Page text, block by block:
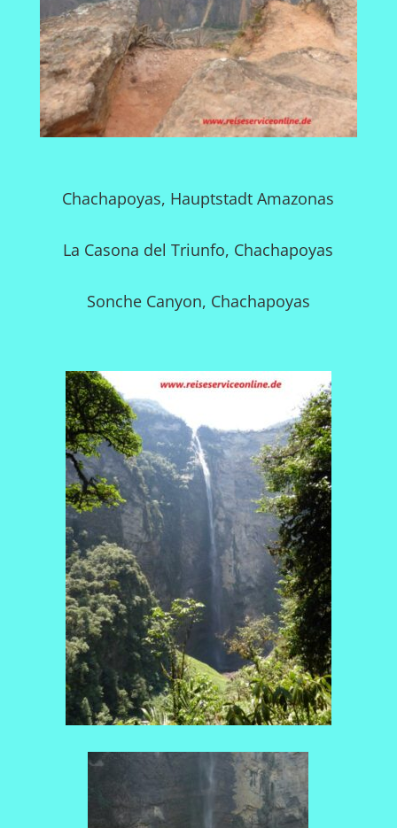
Chachapoyas, Hauptstadt Amazonas
La Casona del Triunfo, Chachapoyas
Sonche Canyon, Chachapoyas